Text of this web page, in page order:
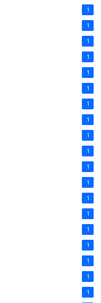
1
1
1
1
1
1
1
1
1
1
1
1
1
1
1
1
1
1
1